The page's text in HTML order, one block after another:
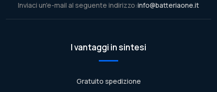
Inviaci un'e-mail al seguente indirizzo:info@batteriaone.it
I vantaggi in sintesi
Gratuito spedizione